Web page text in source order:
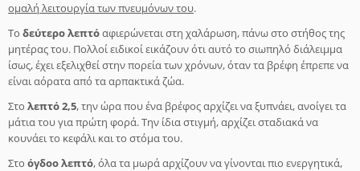
ομαλή λειτουργία των πνευμόνων του.
Το δεύτερο λεπτόαφιερώνεται στη χαλάρωση, πάνω στο στήθος της
μητέρας του. Πολλοί ειδικοί εικάζουν ότι αυτό το σιωπηλό διάλειμμα
ίσως, έχει εξελιχθεί στην πορεία των χρόνων, όταν τα βρέφη έπρεπε να
είναι αόρατα από τα αρπακτικά ζώα.
Στο λεπτό 2,5, την ώρα που ένα βρέφος αρχίζει να ξυπνάει, ανοίγει τα
μάτια του για πρώτη φορά. Την ίδια στιγμή, αρχίζει σταδιακά να
κουνάει το κεφάλι και το στόμα του.
Στο όγδοο λεπτό, όλα τα μωρά αρχίζουν να γίνονται πιο ενεργητικά,